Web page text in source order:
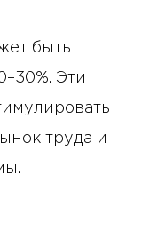
быть
Эти
труда и